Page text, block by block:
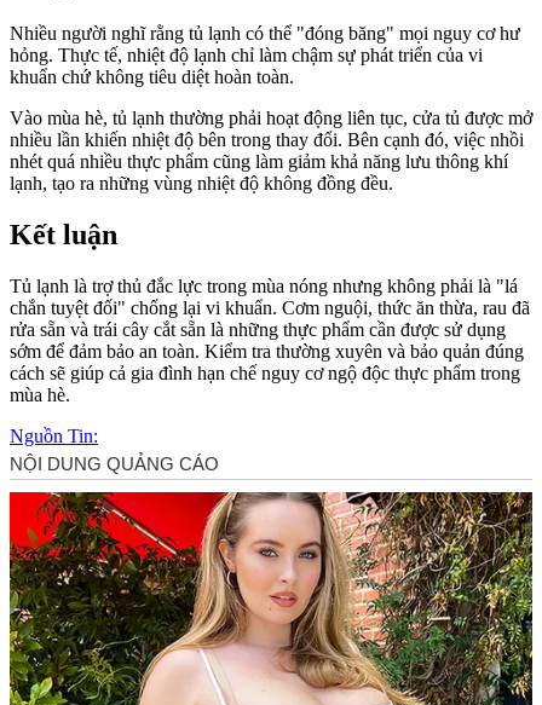
Nhiều người nghĩ rằng tủ lạnh có thể "đóng băng" mọi nguy cơ hư
hỏng. Thực tế, nhiệt độ lạnh chỉ làm chậm sự phát triển của vi
khuẩn chứ không tiêu diệt hoàn toàn.
Vào mùa hè, tủ lạnh thường phải hoạt động liên tục, cửa tủ được mở
nhiều lần khiến nhiệt độ bên trong thay đổi. Bên cạnh đó, việc nhồi
nhét quá nhiều thực phẩm cũng làm giảm khả năng lưu thông khí
lạnh, tạo ra những vùng nhiệt độ không đồng đều.
Kết luận
Tủ lạnh là trợ thủ đắc lực trong mùa nóng nhưng không phải là "lá
chắn tuyệt đối" chống lại vi khuẩn. Cơm nguội, thức ăn thừa, rau đã
rửa sẵn và trái cây cắt sẵn là những thực phẩm cần được sử dụng
sớm để đảm bảo an toàn. Kiểm tra thường xuyên và bảo quản đúng
cách sẽ giúp cả gia đình hạn chế nguy cơ ngộ độc thực phẩm trong
mùa hè.
Nguồn Tin: